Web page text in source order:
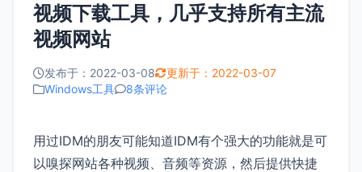
视频下载工具，几乎支持所有主流
视频网站
发布于：2022-03-08
更新于：2022-03-07
Windows工具
8条评论
用过IDM的朋友可能知道IDM有个强大的功能就是可
以嗅探网站各种视频、音频等资源，然后提供快捷